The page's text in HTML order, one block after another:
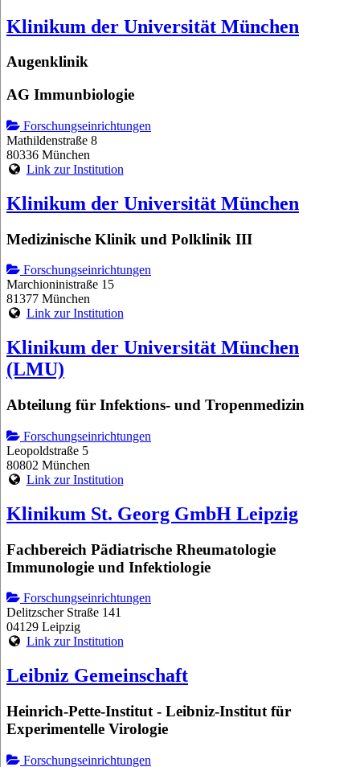
Klinikum der Universität München
Augenklinik
AG Immunbiologie
Forschungseinrichtungen
Mathildenstraße 8
80336 München
Link zur Institution
Klinikum der Universität München
Medizinische Klinik und Polklinik III
Forschungseinrichtungen
Marchioninistraße 15
81377 München
Link zur Institution
Klinikum der Universität München
(LMU)
Abteilung für Infektions- und Tropenmedizin
Forschungseinrichtungen
Leopoldstraße 5
80802 München
Link zur Institution
Klinikum St. Georg GmbH Leipzig
Fachbereich Pädiatrische Rheumatologie
Immunologie und Infektiologie
Forschungseinrichtungen
Delitzscher Straße 141
04129 Leipzig
Link zur Institution
Leibniz Gemeinschaft
Heinrich-Pette-Institut - Leibniz-Institut für
Experimentelle Virologie
Forschungseinrichtungen